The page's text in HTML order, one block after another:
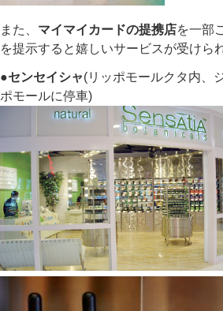
また、 マイマイカードの提携店を一部
を提示すると嬉しいサービスが受けら
●センセイシャ(リッポモールクタ内、
ポモールに停車)